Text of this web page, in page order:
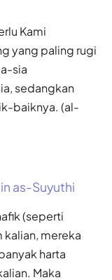
Kami
yang paling rugi
sia
sedangkan
baiknya. (al-
as-Suyuthi
(seperti
mereka
harta
Maka